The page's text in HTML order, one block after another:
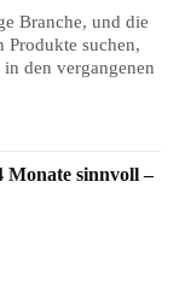
Branche, und die
suchen,
den vergangenen
Monate sinnvoll –